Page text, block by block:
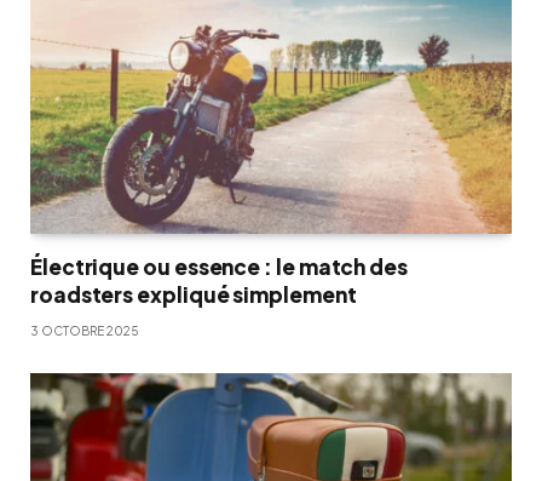
Électrique ou essence : le match des
roadsters expliqué simplement
3 OCTOBRE 2025